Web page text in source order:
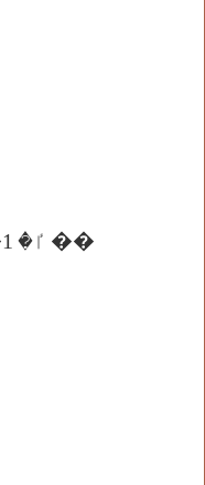
- 09.00 �. ������¹��Ф������ ��鹰ҹ , ������¹��Ф������ ��ѡ�ٵ� 1 ��